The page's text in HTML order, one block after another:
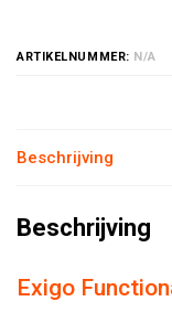
ARTIKELNUMMER: N/A
Beschrijving
Beschrijving
Exigo